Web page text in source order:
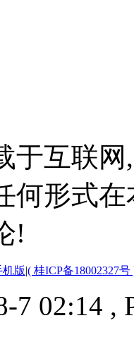
于互联
何形式
!
机版|( 桂ICP备18002327号
7 02:14 ,